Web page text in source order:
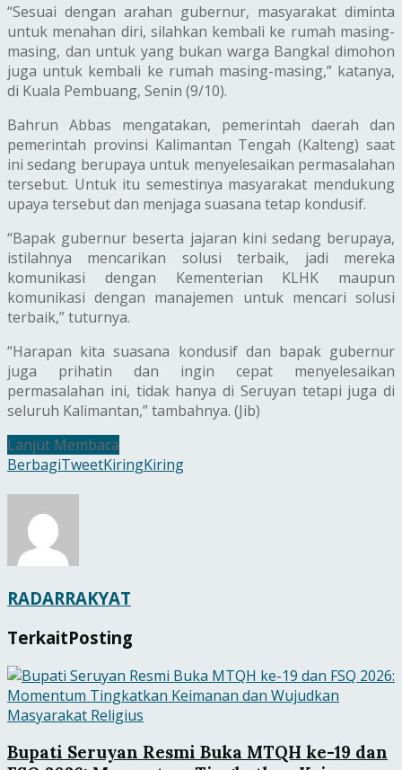
“Sesuai dengan arahan gubernur, masyarakat diminta
untuk menahan diri, silahkan kembali ke rumah masing-
masing, dan untuk yang bukan warga Bangkal dimohon
juga untuk kembali ke rumah masing-masing,” katanya,
di Kuala Pembuang, Senin (9/10).
Bahrun Abbas mengatakan, pemerintah daerah dan
pemerintah provinsi Kalimantan Tengah (Kalteng) saat
ini sedang berupaya untuk menyelesaikan permasalahan
tersebut. Untuk itu semestinya masyarakat mendukung
upaya tersebut dan menjaga suasana tetap kondusif.
“Bapak gubernur beserta jajaran kini sedang berupaya,
istilahnya mencarikan solusi terbaik, jadi mereka
komunikasi dengan Kementerian KLHK maupun
komunikasi dengan manajemen untuk mencari solusi
terbaik,” tuturnya.
“Harapan kita suasana kondusif dan bapak gubernur
juga prihatin dan ingin cepat menyelesaikan
permasalahan ini, tidak hanya di Seruyan tetapi juga di
seluruh Kalimantan,” tambahnya. (Jib)
Lanjut Membaca
BerbagiTweetKiringKiring
RADARRAKYAT
TerkaitPosting
Bupati Seruyan Resmi Buka MTQH ke-19 dan